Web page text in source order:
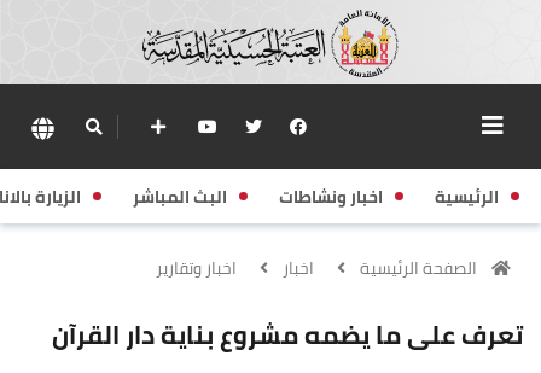
الرئيسية اخبار ونشاطات البث المباشر الزيارة
الصفحة الرئيسية اخبار اخبار وتقارير
تعرف على ما يضمه مشروع بناية دار القرآن